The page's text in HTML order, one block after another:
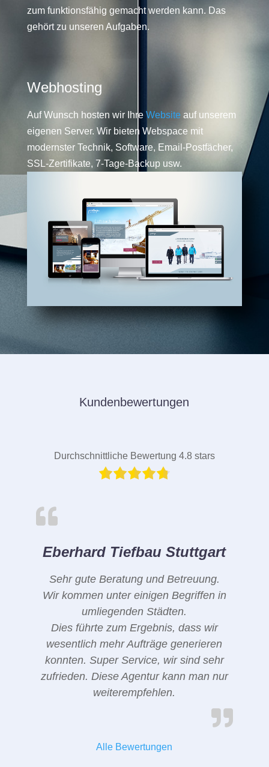
zum funktionsfähig gemacht werden kann. Das
gehört zu unseren Aufgaben.
Webhosting
Auf Wunsch hosten wir Ihre Website auf unserem
eigenen Server. Wir bieten Webspace mit
modernster Technik, Software, Email-Postfächer,
SSL-Zertifikate, 7-Tage-Backup usw.
Kundenbewertungen
Durchschnittliche Bewertung 4.8 stars
Eberhard Tiefbau Stuttgart
Sehr gute Beratung und Betreuung.
Wir kommen unter einigen Begriffen in
umliegenden Städten.
Dies führte zum Ergebnis, dass wir
wesentlich mehr Aufträge generieren
konnten. Super Service, wir sind sehr
zufrieden. Diese Agentur kann man nur
weiterempfehlen.
Alle Bewertungen